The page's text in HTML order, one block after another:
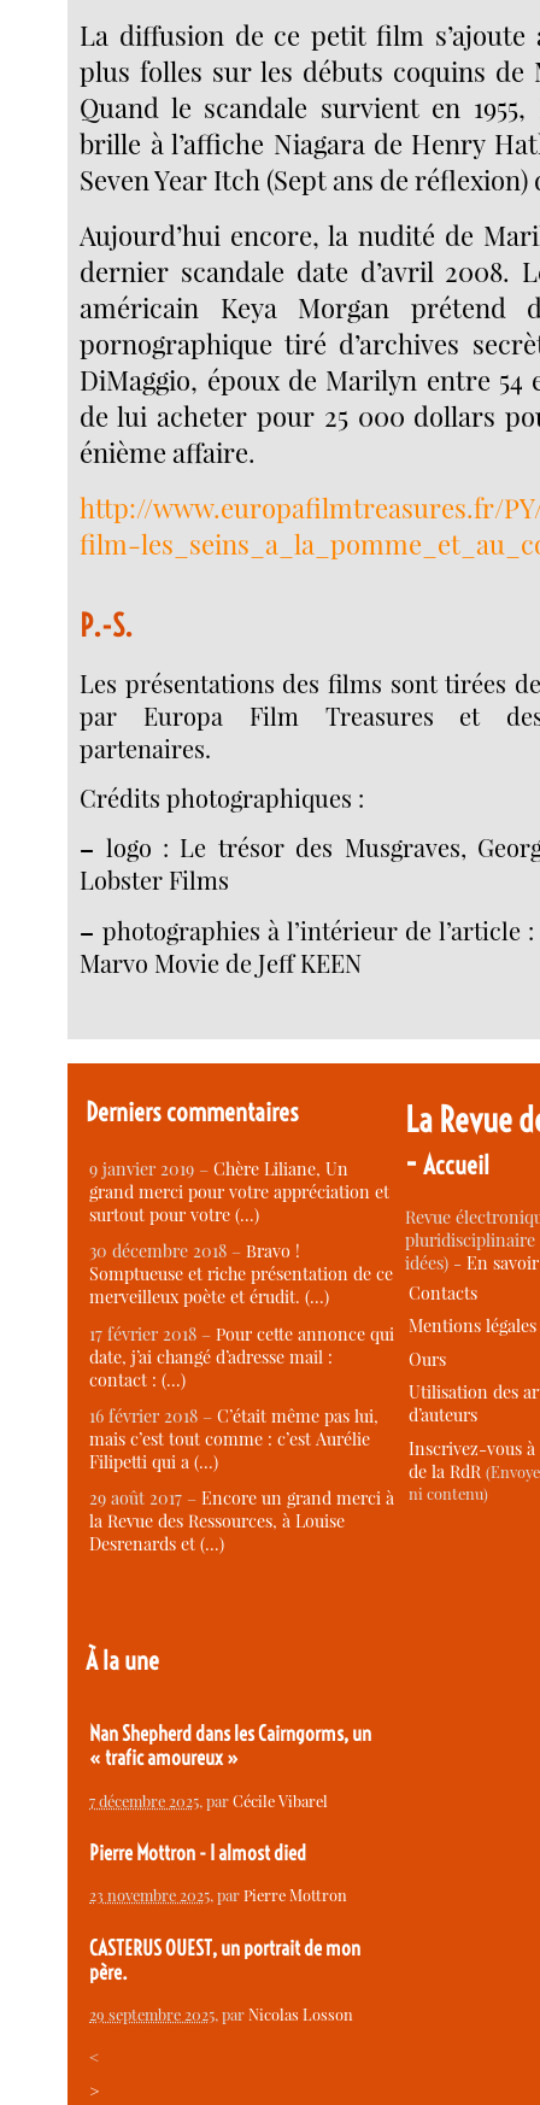
La diffusion de ce petit film s’ajoute
plus folles sur les débuts coquins de
Quand le scandale survient en
brille à l’affiche Niagara de Henry
Seven Year Itch (Sept ans de
Aujourd’hui encore, la nudité de
dernier scandale date d’avril 2008.
américain Keya Morgan
pornographique tiré d’archives
DiMaggio, époux de Marilyn entre 54
de lui acheter pour 25 000 dollars
énième affaire.
http://www.europafilmtreasures.fr/
film-
P.-S.
Les présentations des films sont tirées
par Europa Film Treasures et des
partenaires.
Crédits photographiques :
– logo : Le trésor des Musgraves,
Lobster Films
– photographies à l’intérieur de l’article
Marvo Movie de Jeff KEEN
Derniers commentaires
9 janvier 2019 –Chère Liliane, Un
grand merci pour votre appréciation et
surtout pour votre (…)
30 décembre 2018 –Bravo !
Somptueuse et riche présentation de ce
merveilleux poète et érudit. (…)
17 février 2018 –Pour cette annonce qui
date, j’ai changé d’adresse mail :
contact : (…)
16 février 2018 –C’était même pas lui,
mais c’est tout comme : c’est Aurélie
Filipetti qui a (…)
29 août 2017 –Encore un grand merci à
la Revue des Ressources, à Louise
Desrenards et (…)
À la une
Nan Shepherd dans les Cairngorms, un
« trafic amoureux »
7 décembre 2025, parCécile Vibarel
Pierre Mottron - I almost died
23 novembre 2025, parPierre Mottron
CASTERUS OUEST, un portrait de mon
père.
29 septembre 2025, parNicolas Losson
<
>
La Revue
-Accueil
Revue
idées) -En
Contacts
Mentions légales
Ours
Utilisation des
d’auteurs
Inscrivez-vous
de la RdR
ni contenu)